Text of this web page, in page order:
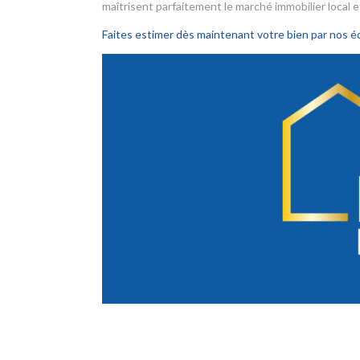
maîtrisent parfaitement le marché immobilier local
Faites estimer dès maintenant votre bien par nos